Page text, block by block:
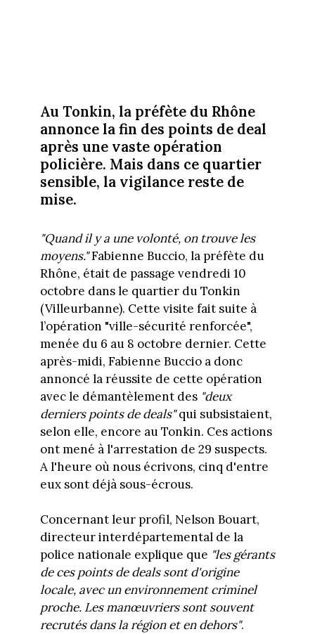
Au Tonkin, la préfète du Rhône
annonce la fin des points de deal
après une vaste opération
policière. Mais dans ce quartier
sensible, la vigilance reste de
mise.
"Quand il y a une volonté, on trouve les
moyens."Fabienne Buccio, la préfète du
Rhône, était de passage vendredi 10
octobre dans le quartier du Tonkin
(Villeurbanne). Cette visite fait suite à
l’opération "ville-sécurité renforcée",
menée du 6 au 8 octobre dernier. Cette
après-midi, Fabienne Buccio a donc
annoncé la réussite de cette opération
avec le démantèlement des "deux
derniers points de deals"qui subsistaient,
selon elle, encore au Tonkin. Ces actions
ont mené à l'arrestation de 29 suspects.
A l'heure où nous écrivons, cinq d'entre
eux sont déjà sous-écrous.
Concernant leur profil, Nelson Bouart,
directeur interdépartemental de la
police nationale explique que "les gérants
de ces points de deals sont d'origine
locale, avec un environnement criminel
proche. Les manœuvriers sont souvent
recrutés dans la région et en dehors".